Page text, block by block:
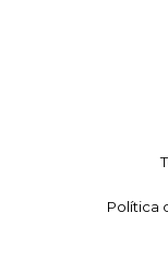
Política